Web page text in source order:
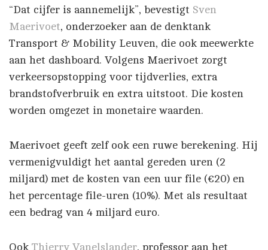
“Dat cijfer is aannemelijk”, bevestigt Sven
Maerivoet, onderzoeker aan de denktank
Transport & Mobility Leuven, die ook meewerkte
aan het dashboard. Volgens Maerivoet zorgt
verkeersopstopping voor tijdverlies, extra
brandstofverbruik en extra uitstoot. Die kosten
worden omgezet in monetaire waarden.
Maerivoet geeft zelf ook een ruwe berekening. Hij
vermenigvuldigt het aantal gereden uren (2
miljard) met de kosten van een uur file (€20) en
het percentage file-uren (10%). Met als resultaat
een bedrag van 4 miljard euro.
Ook Thierry Vanelslander, professor aan het